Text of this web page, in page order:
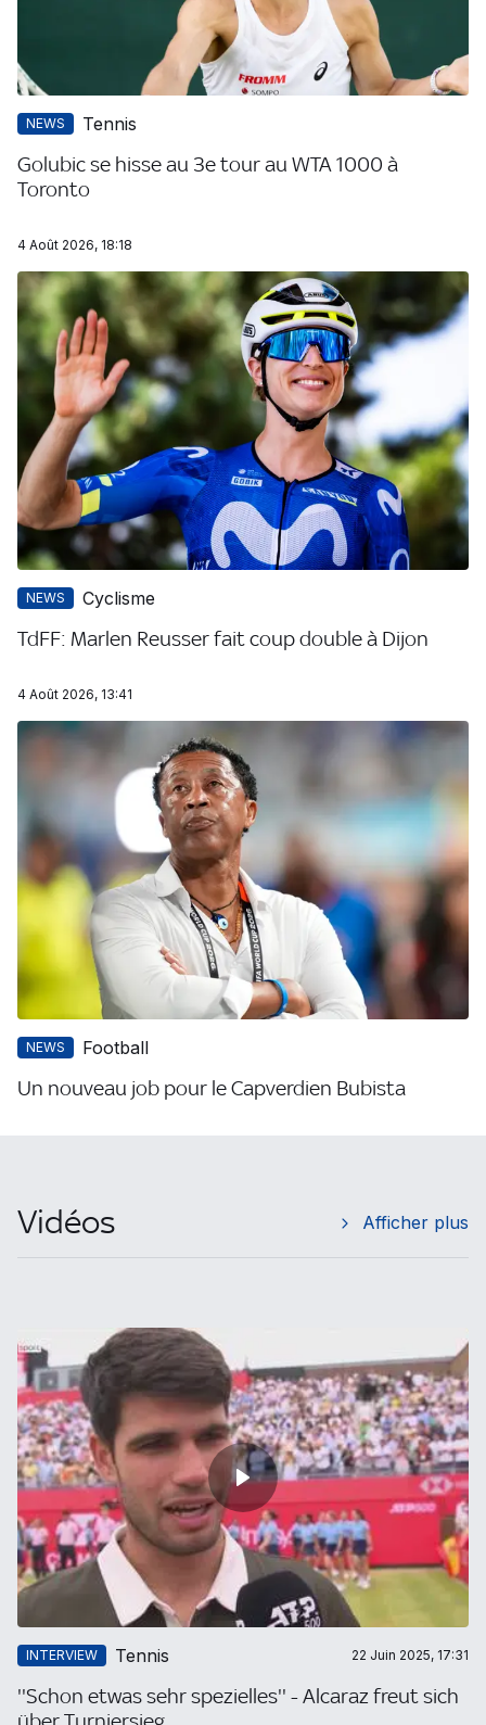
NEWS Tennis
Golubic se hisse au 3e tour au WTA 1000 à
Toronto
4 Août 2026, 18:18
NEWS Cyclisme
TdFF: Marlen Reusser fait coup double à Dijon
4 Août 2026, 13:41
NEWS Football
Un nouveau job pour le Capverdien Bubista
Vidéos Afficher plus
INTERVIEW Tennis 22 Juin 2025, 17:31
''Schon etwas sehr spezielles'' - Alcaraz freut sich
über Turniersieg